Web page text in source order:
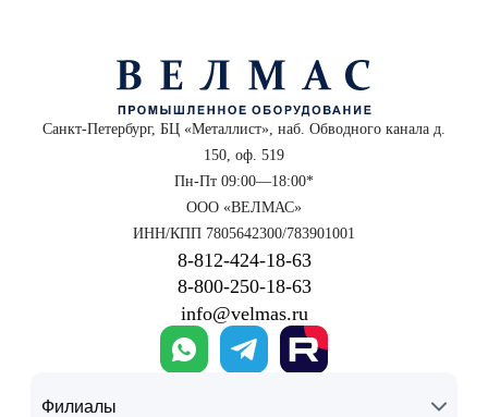
Санкт-Петербург, БЦ «Металлист», наб. Обводного канала д.
150, оф. 519
Пн-Пт 09:00—18:00*
ООО «ВЕЛМАС»
ИНН/КПП 7805642300/783901001
8‑812‑424‑18‑63
8‑800‑250‑18‑63
info@velmas.ru
Филиалы